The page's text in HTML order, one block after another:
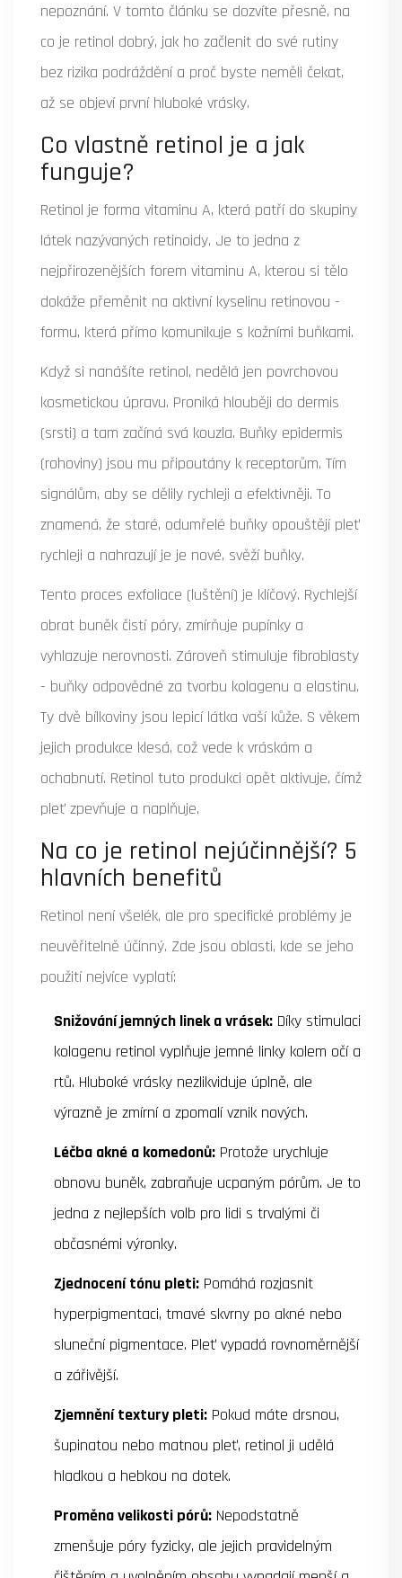
nepoznání. V tomto článku se dozvíte přesně, na
co je retinol dobrý, jak ho začlenit do své rutiny
bez rizika podráždění a proč byste neměli čekat,
až se objeví první hluboké vrásky.
Co vlastně retinol je a jak
funguje?
Retinol je forma vitaminu A, která patří do skupiny
látek nazývaných retinoidy. Je to jedna z
nejpřirozenějších forem vitaminu A, kterou si tělo
dokáže přeměnit na aktivní kyselinu retinovou -
formu, která přímo komunikuje s kožními buňkami.
Když si nanášíte retinol, nedělá jen povrchovou
kosmetickou úpravu. Proniká hlouběji do dermis
(srsti) a tam začíná svá kouzla. Buňky epidermis
(rohoviny) jsou mu připoutány k receptorům. Tím
signálům, aby se dělily rychleji a efektivněji. To
znamená, že staré, odumřelé buňky opouštějí pleť
rychleji a nahrazují je je nové, svěží buňky.
Tento proces exfoliace (luštění) je klíčový. Rychlejší
obrat buněk čistí póry, zmírňuje pupínky a
vyhlazuje nerovnosti. Zároveň stimuluje fibroblasty
- buňky odpovědné za tvorbu kolagenu a elastinu.
Ty dvě bílkoviny jsou lepicí látka vaší kůže. S věkem
jejich produkce klesá, což vede k vráskám a
ochabnutí. Retinol tuto produkci opět aktivuje, čímž
pleť zpevňuje a naplňuje.
Na co je retinol nejúčinnější? 5
hlavních benefitů
Retinol není všelék, ale pro specifické problémy je
neuvěřitelně účinný. Zde jsou oblasti, kde se jeho
použití nejvíce vyplatí:
Snižování jemných linek a vrásek: Díky stimulaci
kolagenu retinol vyplňuje jemné linky kolem očí a
rtů. Hluboké vrásky nezlikviduje úplně, ale
výrazně je zmírní a zpomalí vznik nových.
Léčba akné a komedonů: Protože urychluje
obnovu buněk, zabraňuje ucpaným pórům. Je to
jedna z nejlepších volb pro lidi s trvalými či
občasnémi výronky.
Zjednocení tónu pleti: Pomáhá rozjasnit
hyperpigmentaci, tmavé skvrny po akné nebo
sluneční pigmentace. Pleť vypadá rovnoměrnější
a zářivější.
Zjemnění textury pleti: Pokud máte drsnou,
šupinatou nebo matnou pleť, retinol ji udělá
hladkou a hebkou na dotek.
Proměna velikosti pórů: Nepodstatně
zmenšuje póry fyzicky, ale jejich pravidelným